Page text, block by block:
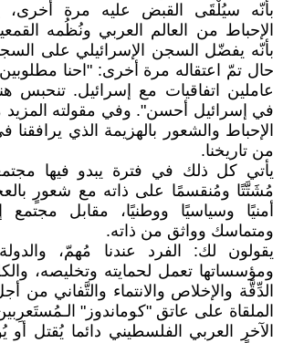
بأنّه سيُلْقَى القبض عليه مرة
الإحباط من العالم العربي ونُظُمه
بأنّه يفضّل السجن الإسرائيلي على
حال تمّ اعتقاله مرة أخرى: "احنا
عاملين اتفاقيات مع إسرائيل. تنحبس
في إسرائيل أحسن". وفي مقولته المزيد
الإحباط والشعور بالهزيمة الذي
من تاريخنا.
يأتي كل ذلك في فترة يبدو فيها
مُشَتَّتًا ومُنقسمًا على ذاته مع شعورٍ
أمنيًا وسياسيًا ووطنيًا، مقابل
ومتماسك وواثق من ذاته.
يقولون لك: الفرد عندنا مُهمّ،
ومؤسساتها تعمل لحمايته وتخليصه،
الدِّقَّة والإخلاص والانتماء والتَّفاني من
الملقاة على عاتق "كوماندوز"
الآخر العربي الفلسطيني دائما يُقتل